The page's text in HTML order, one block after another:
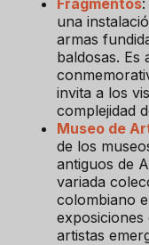
Fragmentos
una
armas
baldosas. Es
invita a los
complejidad
Museo de
de los
antiguos de
variada
colombiano
artistas